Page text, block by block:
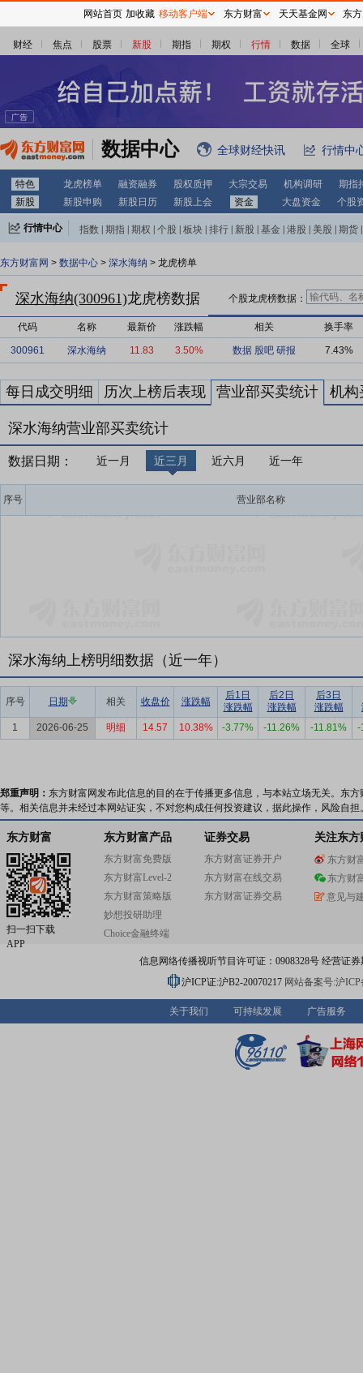
财经 焦点 股票 新股 期指 期权 行情 数据 全球
数据中心 全球财经快讯 行情中
特色 龙虎榜单 融资融券 股权质押 大宗交易 机构调研
期指
新股
新股申购 新股日历 新股上会 资金 大盘资金 个股
行情中心 指数 期指 期权 个股 板块 排行 新股 基金 港股 美股 期货
东方财富网 > 数据中心 > 深水海纳 > 龙虎榜单
深水海纳(300961)龙虎榜数据 个股龙虎榜数据：
代码 名称 最新价 涨跌幅 相关 换手率
300961 深水海纳 11.83 3.50% 数据 股吧 研报 7.43%
每日成交明细 历次上榜后表现 营业部买卖统计 机构
深水海纳营业部买卖统计
数据日期： 近一月 近三月 近六月 近一年
序号 营业部名称
深水海纳上榜明细数据（近一年）
序号 日期 相关 收盘价 涨跌幅
后1日
涨跌幅
后2日
涨跌幅
后3日
涨跌幅
1
2026-06-25 明细 14.57 10.38% -3.77% -11.26% -11.81% -
郑重声明： 东方财富网发布此信息的目的在于传播更多信息，与本站立场无关。东
等。相关信息并未经过本网站证实，不对您构成任何投资建议，据此操作，风险自担
网站首页 加收藏 移动客户端 东方财富 天天基金网 东